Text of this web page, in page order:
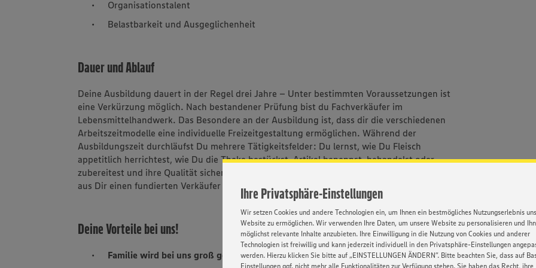
Ihre Privatsphäre-Einstellungen
Wir setzen Cookies und andere Technologien ein, um Ihnen ein bestmögliches Nutzungserlebnis
Website zu ermöglichen. Wir verwenden Ihre Daten, um unsere Website zu personalisieren und
möglichst relevante Inhalte anzubieten. Ihre Einwilligung in die Nutzung von Cookies und anderer
Technologien ist freiwillig und kann jederzeit individuell in den Privatsphäre-Einstellungen
werden. Hierzu klicken Sie bitte auf „EINSTELLUNGEN ÄNDERN”. Bitte beachten Sie, dass auf
Einstellungen ggf. nicht mehr alle Funktionalitäten zur Verfügung stehen. Sie haben das Recht, ihre
Organisationstalent
Belastbarkeit und Ausgeglichenheit
Dauer und Ablauf
Deine Ausbildung dauert in der Regel drei Jahre – Unter bestimmten Voraussetzungen ist
eine Verkürzung möglich. Nach bestandener Prüfung bist du Fachverkäufer im
Lebensmittelhandwerk. Das Besondere an der Ausbildung ist, dass dir die verschiedenen
Arbeitszeitmodelle eine individuelle Freizeitgestaltung ermöglichen. Während der
Ausbildungszeit durchläufst Du mehrere Tätigkeitsfelder: Du lernst, wie Du Fleisch
appetitlich herrichtest, wie Du die Theke bestückst, Artikel benennst, behandelst oder
zubereitest und ihre Qualität sicherst. Zielgerichtete Qualifizierungsmaßnahmen machen
aus Dir einen fundierten Verkäufer und Berater. Ist das ganz nach deinem Geschmack?
Deine Vorteile bei uns!
Familie wird bei uns groß geschrieben --> wir übernehmen die Kindergartenkosten